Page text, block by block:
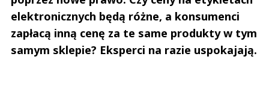
elektronicznych będą różne, a konsumenci
zapłacą inną cenę za te same produkty w tym
samym sklepie? Eksperci na razie uspokajają.